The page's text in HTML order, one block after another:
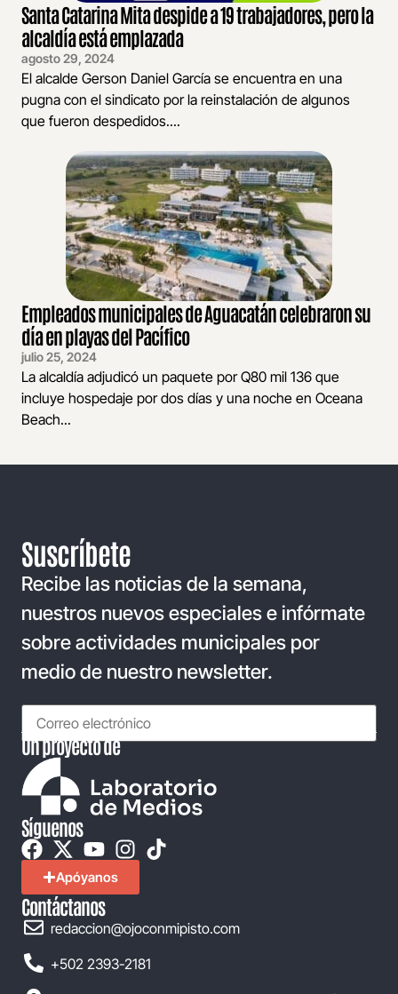
Santa Catarina Mita despide a 19 trabajadores, pero la
alcaldía está emplazada
agosto 29, 2024
El alcalde Gerson Daniel García se encuentra en una
pugna con el sindicato por la reinstalación de algunos
que fueron despedidos....
Empleados municipales de Aguacatán celebraron su
día en playas del Pacífico
julio 25, 2024
La alcaldía adjudicó un paquete por Q80 mil 136 que
incluye hospedaje por dos días y una noche en Oceana
Beach...
Suscríbete
Recibe las noticias de la semana,
nuestros nuevos especiales e infórmate
sobre actividades municipales por
medio de nuestro newsletter.
Un proyecto de
Síguenos
Apóyanos
Contáctanos
redaccion@ojoconmipisto.com
+502 2393-2181